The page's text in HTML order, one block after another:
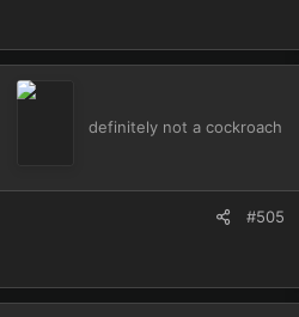
definitely not a cockroach
#505